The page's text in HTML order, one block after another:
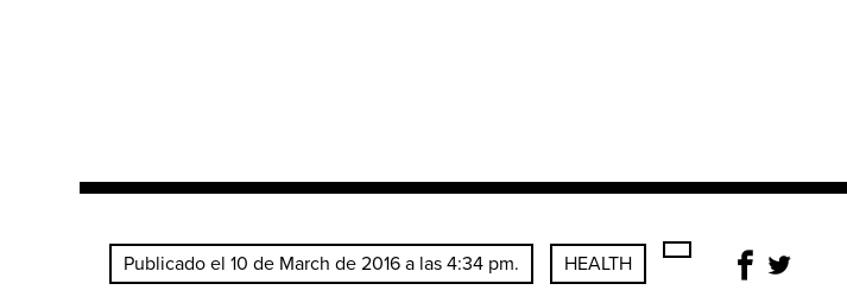
Publicado el 10 de March de 2016 a las 4:34 pm. HEALTH